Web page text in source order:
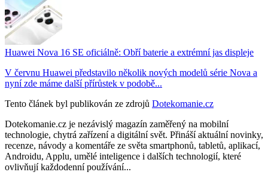
Huawei Nova 16 SE oficiálně: Obří baterie a extrémní jas displeje
V červnu Huawei představilo několik nových modelů série Nova a
nyní zde máme další přírůstek v podobě...
Tento článek byl publikován ze zdrojů Dotekomanie.cz
Dotekomanie.cz je nezávislý magazín zaměřený na mobilní
technologie, chytrá zařízení a digitální svět. Přináší aktuální novinky,
recenze, návody a komentáře ze světa smartphonů, tabletů, aplikací,
Androidu, Applu, umělé inteligence i dalších technologií, které
ovlivňují každodenní používání...